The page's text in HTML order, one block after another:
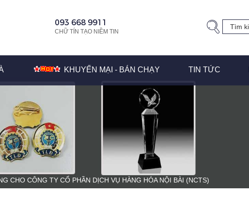
093 668 9911
CHỮ TÍN TẠO NIỀM TIN
KHUYẾN MẠI - BÁN CHẠY TIN TỨC
CHO CÔNG TY CỔ PHẦN DỊCH VỤ HÀNG HÓA NỘI BÀI (NCTS)